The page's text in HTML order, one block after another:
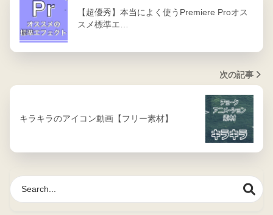
【超優秀】本当によく使うPremiere Proオス
スメ標準エ…
次の記事
キラキラのアイコン動画【フリー素材】